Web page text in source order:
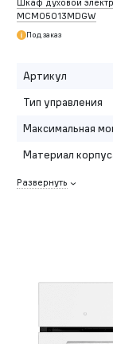
Шкаф духовой
MCMO5013MDGW
Под заказ
Артикул
Тип управления
Максимальная
Материал
Развернуть